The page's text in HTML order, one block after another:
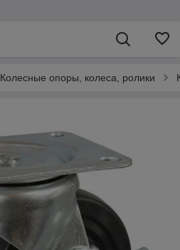
Колесные опоры, колеса, ролики